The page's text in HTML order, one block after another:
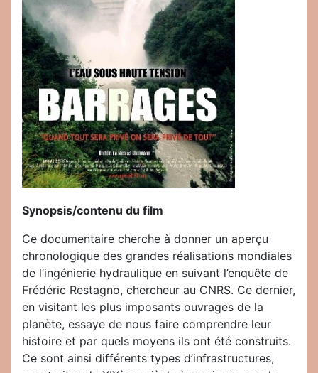
Synopsis/contenu du film
Ce documentaire cherche à donner un aperçu
chronologique des grandes réalisations mondiales
de l’ingénierie hydraulique en suivant l’enquête de
Frédéric Restagno, chercheur au CNRS. Ce dernier,
en visitant les plus imposants ouvrages de la
planète, essaye de nous faire comprendre leur
histoire et par quels moyens ils ont été construits.
Ce sont ainsi différents types d’infrastructures,